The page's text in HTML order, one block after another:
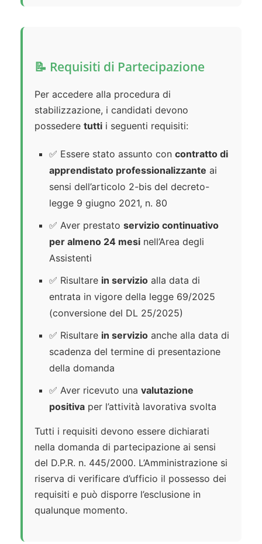
📝 Requisiti di Partecipazione
Per accedere alla procedura di
stabilizzazione, i candidati devono
possedere tutti i seguenti requisiti:
✅ Essere stato assunto con contratto di
apprendistato professionalizzante ai
sensi dell’articolo 2-bis del decreto-
legge 9 giugno 2021, n. 80
✅ Aver prestato servizio continuativo
per almeno 24 mesi nell’Area degli
Assistenti
✅ Risultare in servizio alla data di
entrata in vigore della legge 69/2025
(conversione del DL 25/2025)
✅ Risultare in servizio anche alla data di
scadenza del termine di presentazione
della domanda
✅ Aver ricevuto una valutazione
positiva per l’attività lavorativa svolta
Tutti i requisiti devono essere dichiarati
nella domanda di partecipazione ai sensi
del D.P.R. n. 445/2000. L’Amministrazione si
riserva di verificare d’ufficio il possesso dei
requisiti e può disporre l’esclusione in
qualunque momento.